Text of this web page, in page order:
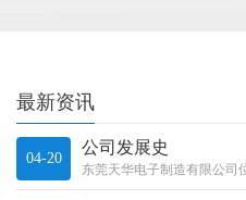
最新资讯
04-20 公司发展史